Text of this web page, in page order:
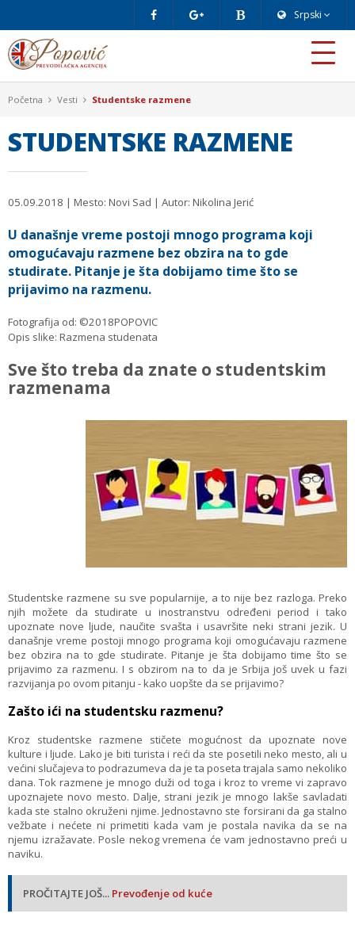
Srpski
Početna Vesti Studentske razmene
STUDENTSKE RAZMENE
05.09.2018 | Mesto: Novi Sad | Autor: Nikolina Jerić
U današnje vreme postoji mnogo programa koji
omogućavaju razmene bez obzira na to gde
studirate. Pitanje je šta dobijamo time što se
prijavimo na razmenu.
Fotografija od: ©2018POPOVIC
Opis slike: Razmena studenata
Sve što treba da znate o studentskim
razmenama
Studentske razmene su sve popularnije, a to nije bez razloga. Preko
njih možete da studirate u inostranstvu određeni period i tako
upoznate nove ljude, naučite svašta i usavršite neki strani jezik. U
današnje vreme postoji mnogo programa koji omogućavaju razmene
bez obzira na to gde studirate. Pitanje je šta dobijamo time što se
prijavimo za razmenu. I s obzirom na to da je Srbija još uvek u fazi
razvijanja po ovom pitanju - kako uopšte da se prijavimo?
Zašto ići na studentsku razmenu?
Kroz studentske razmene stičete mogućnost da upoznate nove
kulture i ljude. Lako je biti turista i reći da ste posetili neko mesto, ali u
većini slučajeva to podrazumeva da je ta poseta trajala samo nekoliko
dana. Tok razmene je mnogo duži od toga i kroz to vreme vi zapravo
upoznajete novo mesto. Dalje, strani jezik je mnogo lakše savladati
kada ste stalno okruženi njime. Jednostavno ste forsirani da ga stalno
vežbate i nećete ni primetiti kada vam je postala navika da se na
njemu izražavate. Posle nekog vremena će vam jednostavno preći u
naviku.
PROČITAJTE JOŠ... Prevođenje od kuće